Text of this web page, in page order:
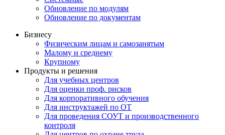
Обновление по модулям
Обновление по документам
Бизнесу
Физическим лицам и самозанятым
Малому и среднему
Крупному
Продукты и решения
Для учебных центров
Для оценки проф. рисков
Для корпоративного обучения
Для инструктажей по ОТ
Для проведения СОУТ и производственного
контроля